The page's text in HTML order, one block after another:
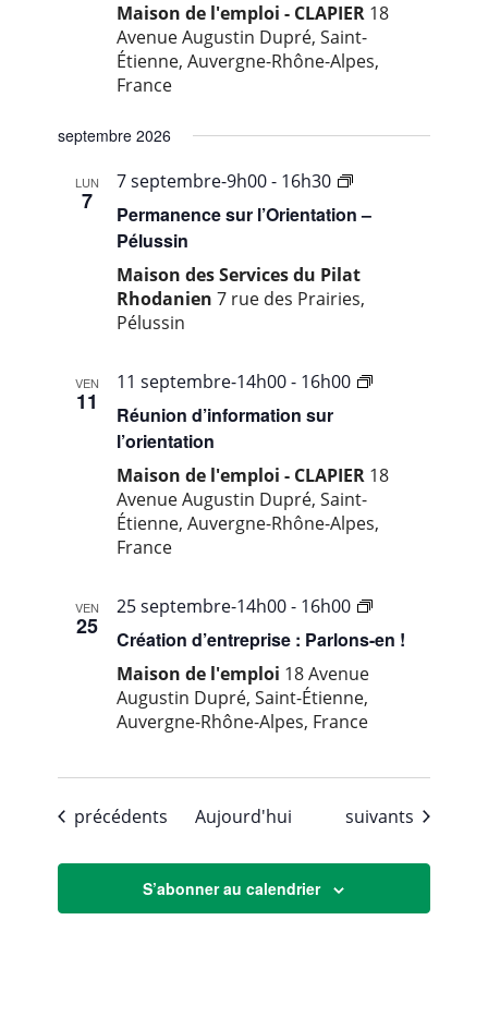
Etienne
Maison de l'emploi - CLAPIER 18
Avenue Augustin Dupré, Saint-
Étienne, Auvergne-Rhône-Alpes,
France
septembre 2026
LUN
7
7 septembre-9h00- 16h30
Pilat
Permanence sur l’Orientation –
Pélussin
Maison des Services du Pilat
Rhodanien7 rue des Prairies,
Pélussin
VEN
11
11 septembre-14h00- 16h00
…
Etienne
Réunion d’information sur
l’orientation
Maison de l'emploi - CLAPIER 18
Avenue Augustin Dupré, Saint-
Étienne, Auvergne-Rhône-Alpes,
France
VEN
25
25 septembre-14h00- 16h00
…
ville
de
Création d’entreprise : Parlons-en !
Maison de l'emploi 18 Avenue
Augustin Dupré, Saint-Étienne,
Auvergne-Rhône-Alpes, France
Évènements
précédents Aujourd'hui Évènements
suivants
S’abonner au calendrier